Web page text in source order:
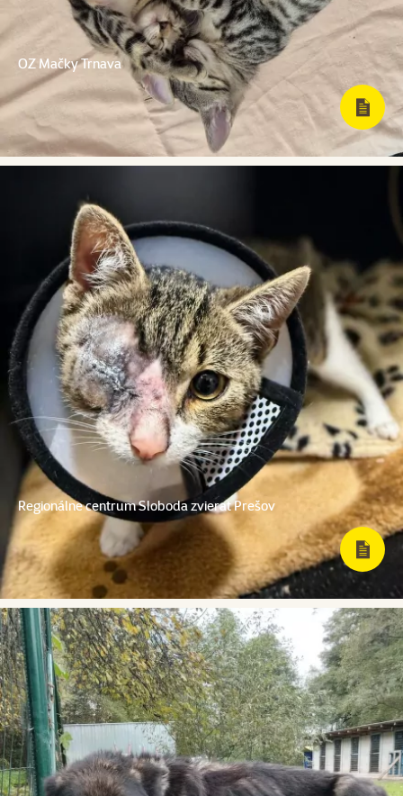
OZ Mačky Trnava
Regionálne centrum Sloboda zvierat Prešov